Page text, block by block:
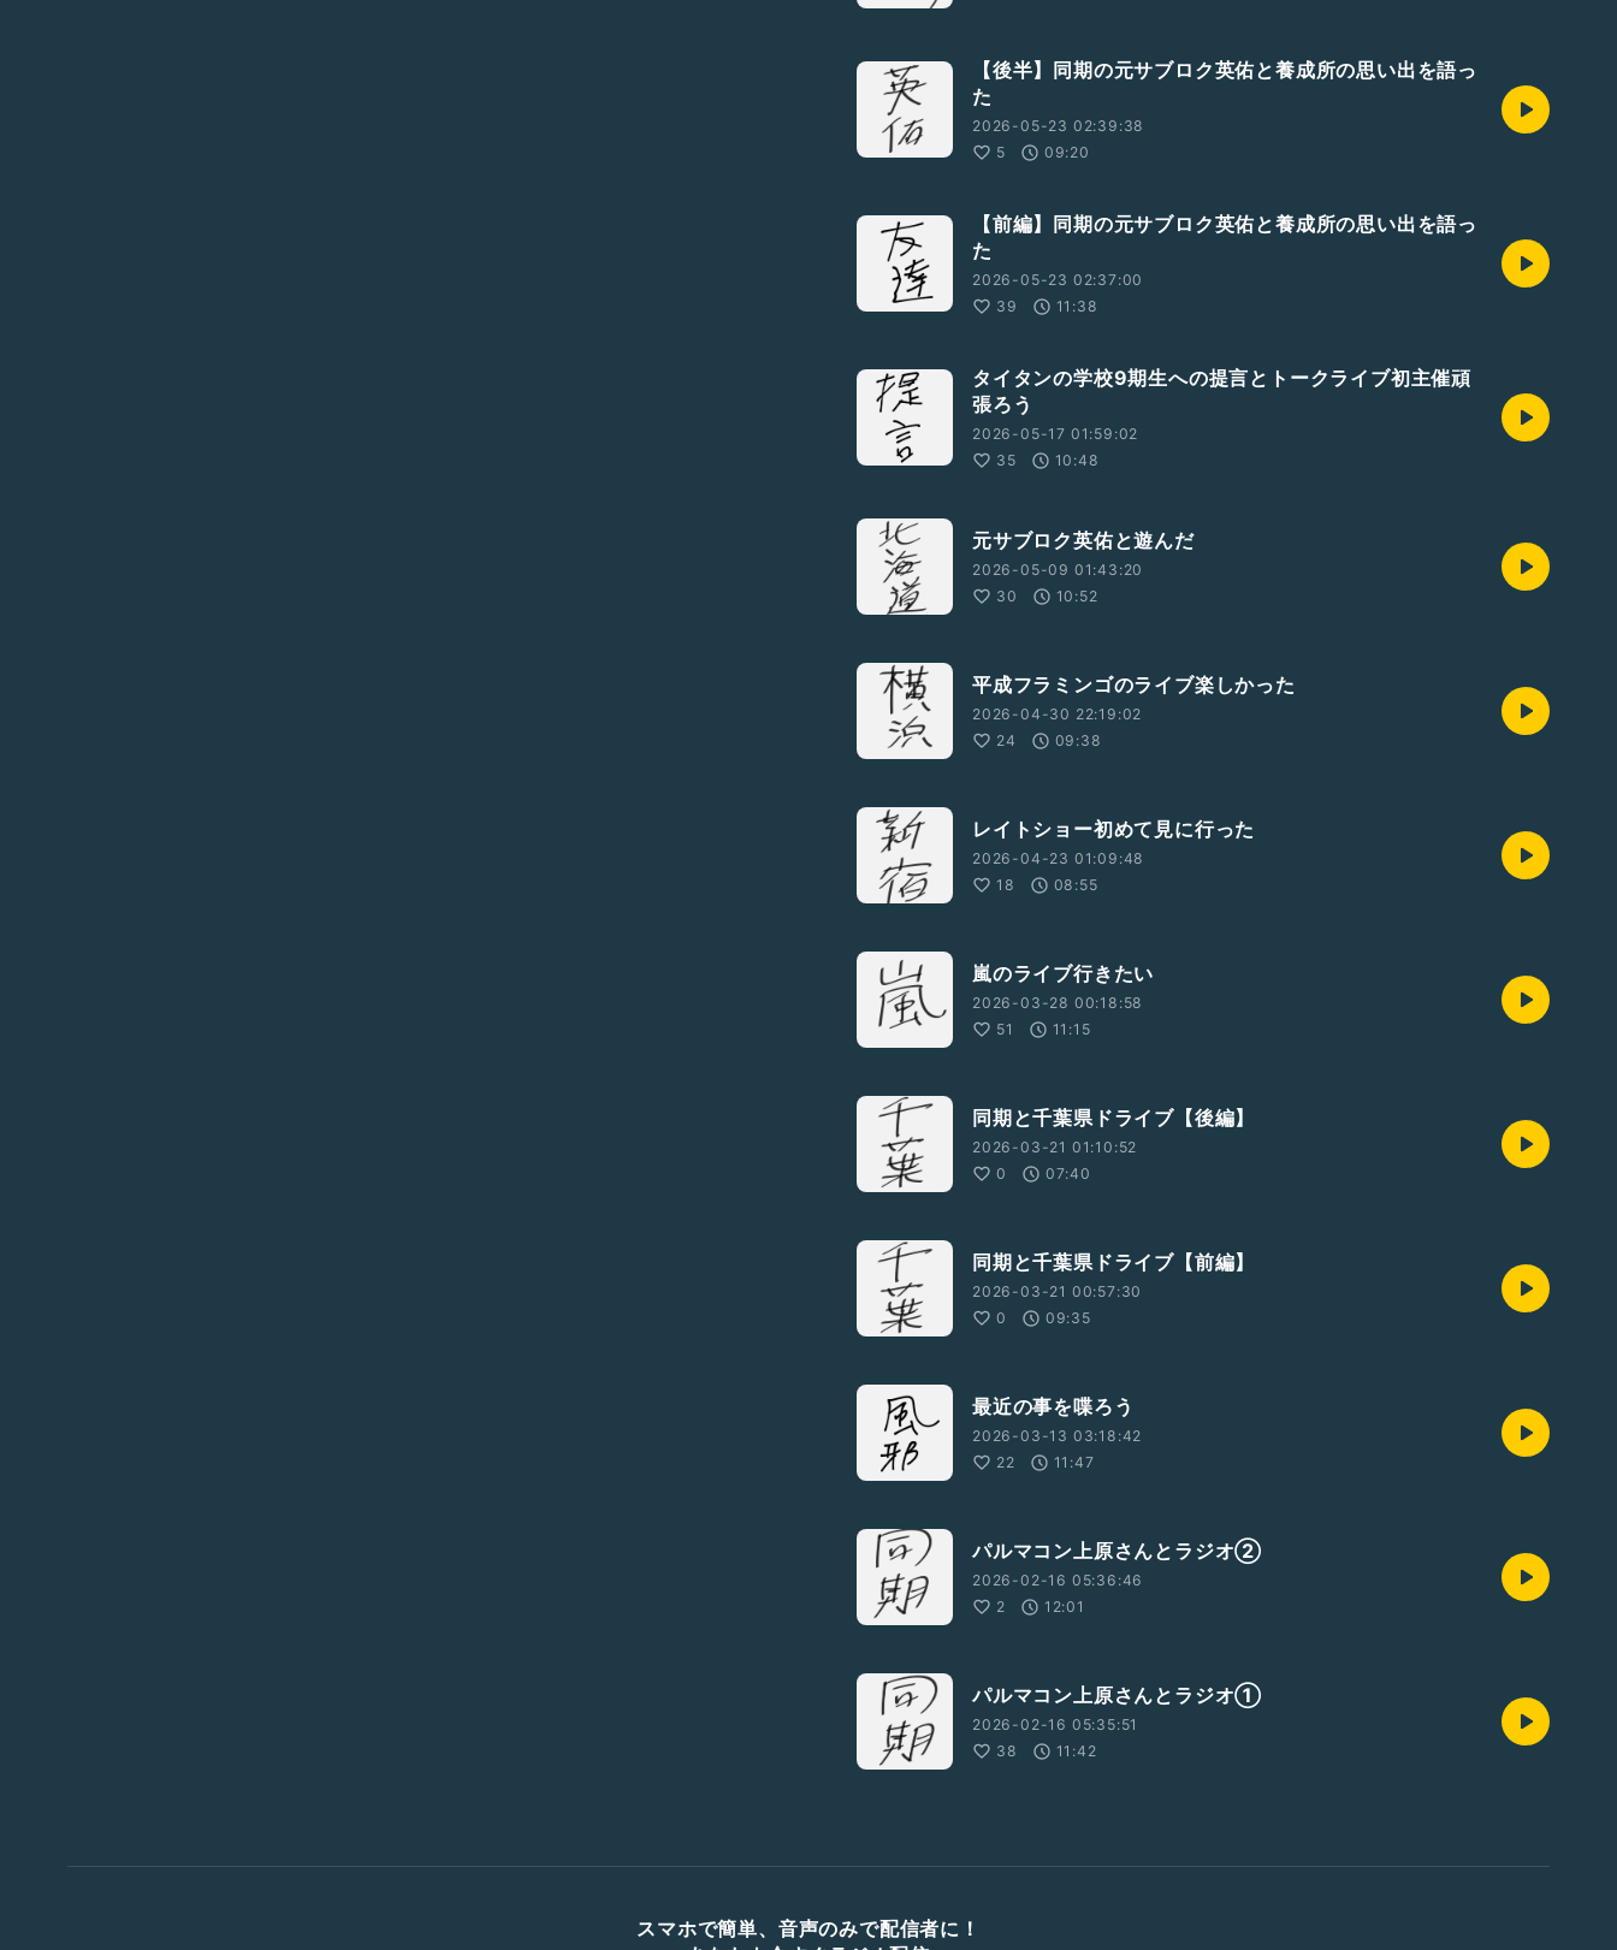
【後半】同期の元サブロク英佑と養成所の思い出を語っ
た
2026-05-23 02:39:38
5
09:20
【前編】同期の元サブロク英佑と養成所の思い出を語っ
た
2026-05-23 02:37:00
39
11:38
タイタンの学校9期生への提言とトークライブ初主催頑
張ろう
2026-05-17 01:59:02
35
10:48
元サブロク英佑と遊んだ
2026-05-09 01:43:20
30
10:52
平成フラミンゴのライブ楽しかった
2026-04-30 22:19:02
24
09:38
レイトショー初めて見に行った
2026-04-23 01:09:48
18
08:55
嵐のライブ行きたい
2026-03-28 00:18:58
51
11:15
同期と千葉県ドライブ【後編】
2026-03-21 01:10:52
0
07:40
同期と千葉県ドライブ【前編】
2026-03-21 00:57:30
0
09:35
最近の事を喋ろう
2026-03-13 03:18:42
22
11:47
パルマコン上原さんとラジオ②
2026-02-16 05:36:46
2
12:01
パルマコン上原さんとラジオ①
2026-02-16 05:35:51
38
11:42
スマホで簡単、音声のみで配信者に！